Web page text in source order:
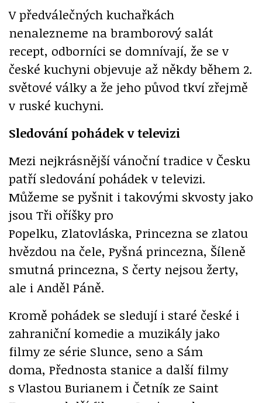
V předválečných kuchařkách
nenalezneme na bramborový salát
recept, odborníci se domnívají, že se v
české kuchyni objevuje až někdy během 2.
světové války a že jeho původ tkví zřejmě
v ruské kuchyni.
Sledování pohádek v televizi
Mezi nejkrásnější vánoční tradice v Česku
patří sledování pohádek v televizi.
Můžeme se pyšnit i takovými skvosty jako
jsou Tři oříšky pro
Popelku, Zlatovláska, Princezna se zlatou
hvězdou na čele, Pyšná princezna, Šíleně
smutná princezna, S čerty nejsou žerty,
ale i Anděl Páně.
Kromě pohádek se sledují i staré české i
zahraniční komedie a muzikály jako
filmy ze série Slunce, seno a Sám
doma, Přednosta stanice a další filmy
s Vlastou Burianem i Četník ze Saint